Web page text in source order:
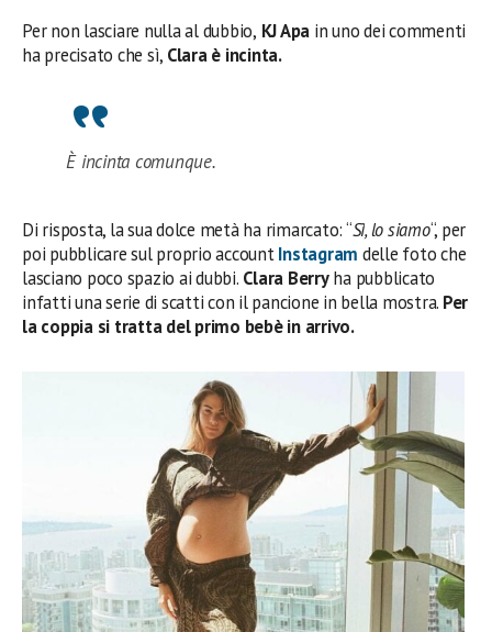
Per non lasciare nulla al dubbio, KJ Apa in uno dei commenti
ha precisato che sì, Clara è incinta.
È incinta comunque.
Di risposta, la sua dolce metà ha rimarcato: “Sì, lo siamo“, per
poi pubblicare sul proprio accountInstagram delle foto che
lasciano poco spazio ai dubbi. Clara Berryha pubblicato
infatti una serie di scatti con il pancione in bella mostra. Per
la coppia si tratta del primo bebè in arrivo.